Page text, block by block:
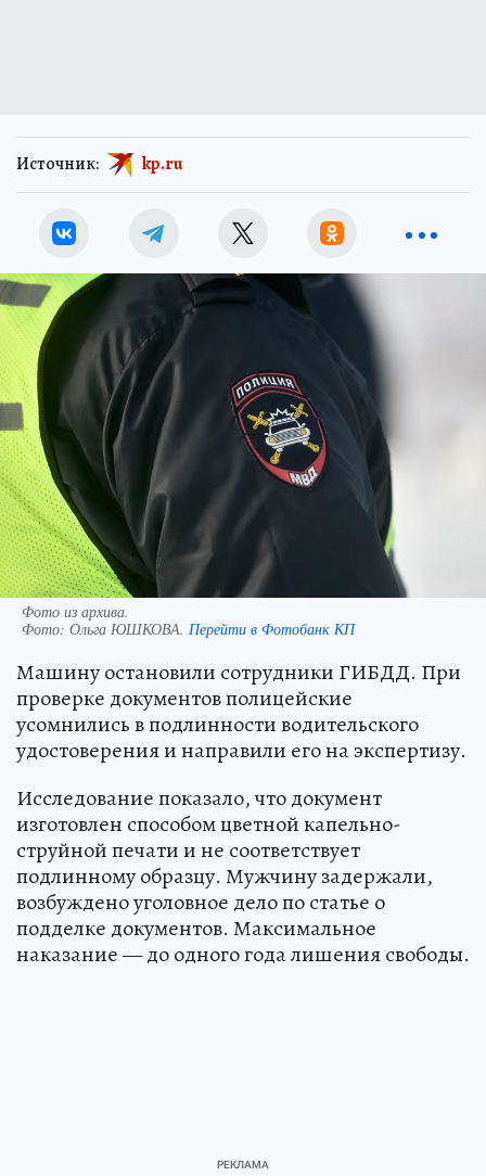
Источник: kp.ru
Фото из архива.
Фото: Ольга ЮШКОВА. Перейти в Фотобанк КП
Машину остановили сотрудники ГИБДД. При
проверке документов полицейские
усомнились в подлинности водительского
удостоверения и направили его на экспертизу.
Исследование показало, что документ
изготовлен способом цветной капельно-
струйной печати и не соответствует
подлинному образцу. Мужчину задержали,
возбуждено уголовное дело по статье о
подделке документов. Максимальное
наказание — до одного года лишения свободы.